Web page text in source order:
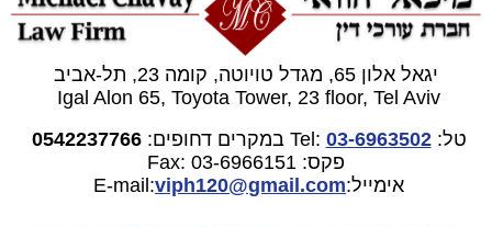
יגאל אלון 65, מגדל טויוטה, קומה 23, תל-אביב
Igal Alon 65, Toyota Tower, 23 floor, Tel Aviv
טל:03-6963502
Tel: במקרים דחופים:0542237766
פקס: 03-6966151
Fax:
אימייל:E-mail:
viph120@gmail.com